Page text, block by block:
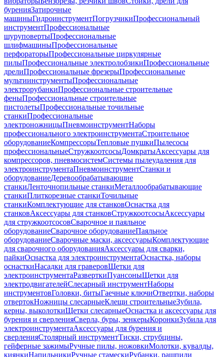
буренияЗатирочные
машиныГидроинструментПогрузчикиПрофессиональный
инструментПрофессиональные
шуруповертыПрофессиональные
шлифмашиныПрофессиональные
перфораторыПрофессиональные циркулярные
пилыПрофессиональные электролобзикиПрофессиональные
дрелиПрофессиональные фрезерыПрофессиональные
мультиинструментыПрофессиональные
электрорубанкиПрофессиональные строительные
феныПрофессиональные строительные
пистолетыПрофессиональные точильные
станкиПрофессиональные
электроножницыПневмоинструментНаборы
профессионального электроинструментаСтроительное
оборудованиеКомпрессорыТепловые пушкиПылесосы
профессиональныеСтружкоотсосыДомкратыАксессуары для
компрессоров, пневмосистемСистемы пылеудаления для
электроинструментаПневмоинструментСтанки и
оборудованиеДеревообрабатывающие
станкиЛенточнопильные станкиМеталлообрабатывающие
станкиПлиткорезные станкиТочильные
станкиКомплектующие для станковОснастка для
станковАксессуары для станковСтружкоотсосыАксессуары
для стружкоотсосовСварочное и паяльное
оборудованиеСварочное оборудованиеПаяльное
оборудованиеСварочные маски, аксессуарыКомплектующие
для сварочного оборудованияАксессуары для сварки,
пайкиОснастка для электроинструментаОснастка, наборы
оснасткиНасадки для граверовЩетки для
электроинструментаРазверткиПуансоныЩетки для
электродвигателейСлесарный инструментНаборы
инструментовГоловки, битыГаечные ключиОтвертки, наборы
отвертокНожницы слесарныеКлещи строительныеЗубила,
керны, выколоткиЩетки слесарныеОснастка и аксессуары для
бурения и сверленияСверла, буры, зенкерыКоронкиЗубила для
электроинструментаАксессуары для бурения и
сверленияСтолярный инструментТиски, струбцины,
гейферные зажимыРучные пилы, ножовкиМолотки, кувалды,
киянкиНапильникиРучные стамескиРубанки, рашпили